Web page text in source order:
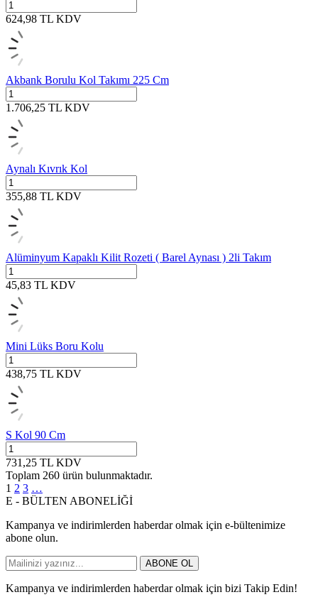
624,98 TL KDV
Akbank Borulu Kol Takımı 225 Cm
1.706,25 TL KDV
Aynalı Kıvrık Kol
355,88 TL KDV
Alüminyum Kapaklı Kilit Rozeti ( Barel Aynası ) 2li Takım
45,83 TL KDV
Mini Lüks Boru Kolu
438,75 TL KDV
S Kol 90 Cm
731,25 TL KDV
Toplam 260 ürün bulunmaktadır.
1 2 3 …
E - BÜLTEN ABONELİĞİ
Kampanya ve indirimlerden haberdar olmak için e-bültenimize
abone olun.
ABONE OL
Kampanya ve indirimlerden haberdar olmak için bizi Takip Edin!